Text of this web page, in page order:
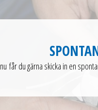
får du gärna skicka in en